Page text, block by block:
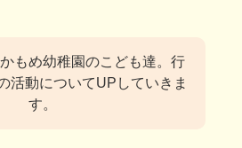
もめ幼稚園のこども達。 行
活動についてUPしていきま
す。